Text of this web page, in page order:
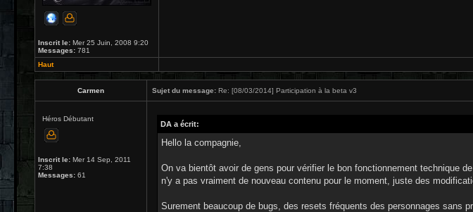
Inscrit le: Mer 25 Juin, 2008 9:20
Messages: 781
Haut
Carmen Sujet du message: Re: [08/03/2014] Participation à la beta v3
Héros Débutant
Inscrit le: Mer 14 Sep, 2011
7:38
Messages: 61
DA a écrit:
Hello la compagnie,
On va bientôt avoir de gens pour vérifier le bon fonctionnement technique
n'y a pas vraiment de nouveau contenu pour le moment, juste des
Surement beaucoup de bugs, des resets fréquents des personnages sans